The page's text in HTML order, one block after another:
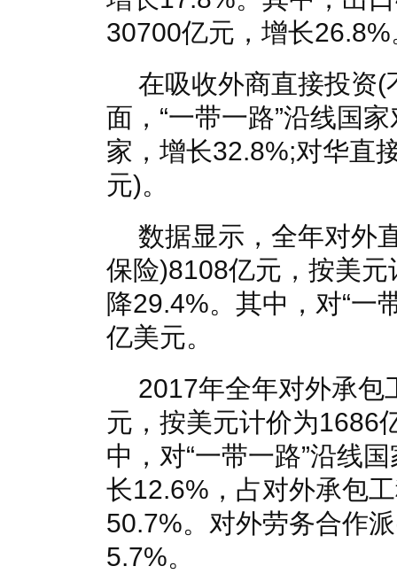
30700亿元，增长26.8%
在吸收外商直接投资
面，“一带一路”沿线国
家，增长32.8%;对华直
元)。
数据显示，全年对外
保险)8108亿元，按美
降29.4%。其中，对“一
亿美元。
2017年全年对外承包
元，按美元计价为1686
中，对“一带一路”沿线
长12.6%，占对外承包
50.7%。对外劳务合作
5.7%。